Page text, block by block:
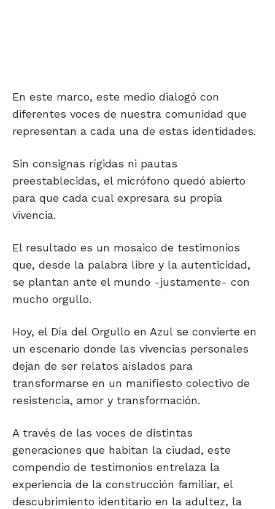
En este marco, este medio dialogó con
diferentes voces de nuestra comunidad que
representan a cada una de estas identidades.
Sin consignas rígidas ni pautas
preestablecidas, el micrófono quedó abierto
para que cada cual expresara su propia
vivencia.
El resultado es un mosaico de testimonios
que, desde la palabra libre y la autenticidad,
se plantan ante el mundo -justamente- con
mucho orgullo.
Hoy, el Día del Orgullo en Azul se convierte en
un escenario donde las vivencias personales
dejan de ser relatos aislados para
transformarse en un manifiesto colectivo de
resistencia, amor y transformación.
A través de las voces de distintas
generaciones que habitan la ciudad, este
compendio de testimonios entrelaza la
experiencia de la construcción familiar, el
descubrimiento identitario en la adultez, la